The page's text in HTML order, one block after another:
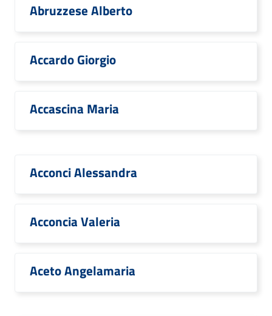
Abruzzese Alberto
Accardo Giorgio
Accascina Maria
Acconci Alessandra
Acconcia Valeria
Aceto Angelamaria